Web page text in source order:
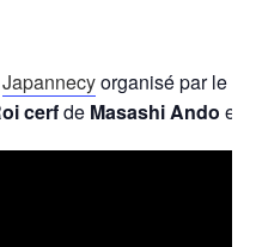
Japannecyorganisé par le
cerfde Masashi Ando et